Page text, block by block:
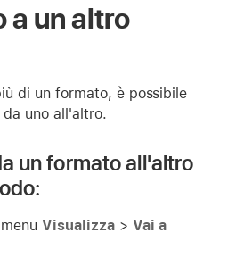
a un altro
di un formato, è possibile
uno all'altro.
un formato all'altro
menuVisualizza> Vai a